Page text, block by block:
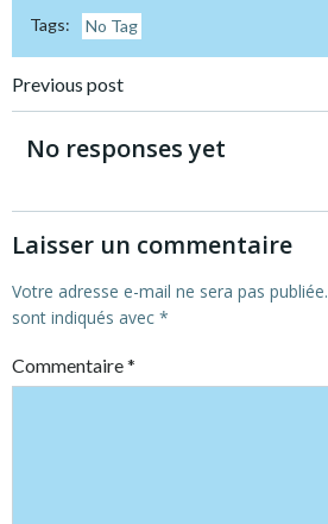
Tags: No Tag
Post
navigation
Previous post
No responses yet
Laisser un commentaire
Votre adresse e-mail ne sera pas publiée.
sont indiqués avec *
Commentaire*